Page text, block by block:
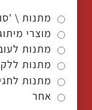
מתנות \
מוצרי
מתנות
מתנות
מתנות
אחר